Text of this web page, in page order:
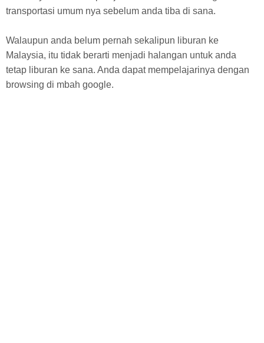
transportasi umum nya sebelum anda tiba di sana.
Walaupun anda belum pernah sekalipun liburan ke
Malaysia, itu tidak berarti menjadi halangan untuk anda
tetap liburan ke sana. Anda dapat mempelajarinya dengan
browsing di mbah google.